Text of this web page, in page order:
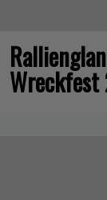
Wreckfest